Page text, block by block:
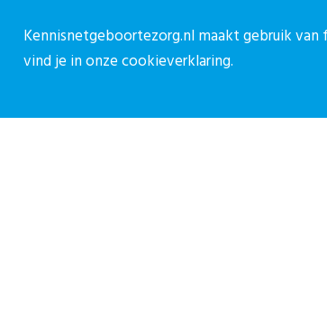
Over ons
Kennisnetgeboortezorg.nl maakt gebruik
vind je in onzecookieverklaring.